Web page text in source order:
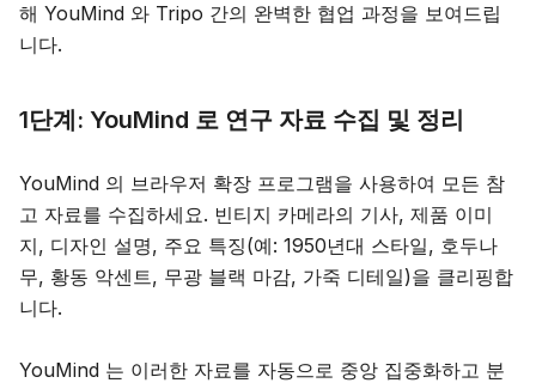
해 YouMind 와 Tripo 간의 완벽한 협업 과정을 보여드립
니다.
1단계: YouMind 로 연구 자료 수집 및 정리
YouMind 의 브라우저 확장 프로그램을 사용하여 모든 참
고 자료를 수집하세요. 빈티지 카메라의 기사, 제품 이미
지, 디자인 설명, 주요 특징(예: 1950년대 스타일, 호두나
무, 황동 악센트, 무광 블랙 마감, 가죽 디테일)을 클리핑합
니다.
YouMind 는 이러한 자료를 자동으로 중앙 집중화하고 분